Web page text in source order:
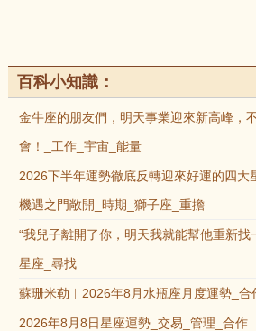
百科小知識：
金牛座的朋友們，明天事業迎來新高峰，
會！_工作_宇宙_能量
2026下半年運勢徹底反轉迎來好運的四大
機遇之門敞開_時期_獅子座_重擔
“我兒子離開了你，明天我就能幫他重新找
星座_尋找
蘇珊米勒︱2026年8月水瓶座月度運勢_合
2026年8月8日星座運勢_交易_管理_合作